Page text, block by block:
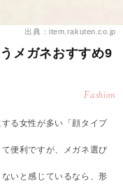
出典：item.rakuten.co.jp
メガネおすすめ9
Fashion
る女性が多い「顔タイプ
便利ですが、メガネ選び
いと感じているなら、形